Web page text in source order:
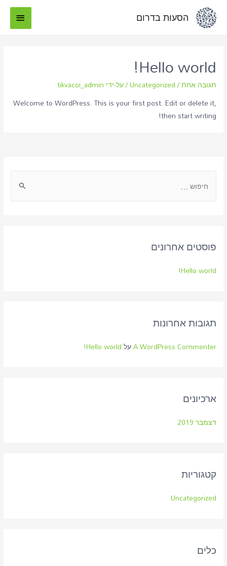
הסעות בדרום
Hello world!
תגובה אחת/
Uncategorized/ על-ידי tikvacoi_admin
Welcome to WordPress. This is your first post. Edit or delete it,
then start writing!
פוסטים אחרונים
Hello world!
תגובות אחרונות
A WordPress CommenterעלHello world!
ארכיונים
דצמבר 2019
קטגוריות
Uncategorized
כלים